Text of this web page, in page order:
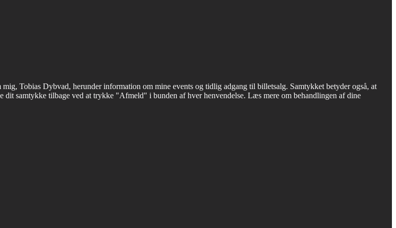
Tobias Dybvad, herunder information om mine events og tidlig adgang til billetsalg. Samtykket betyder også, at
samtykke tilbage ved at trykke "Afmeld" i bunden af hver henvendelse. Læs mere om behandlingen af dine